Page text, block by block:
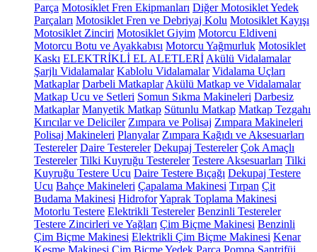
Parça Motosiklet Fren Ekipmanları Diğer Motosiklet Yedek
Parçaları Motosiklet Fren ve Debriyaj Kolu Motosiklet Kayışı
Motosiklet Zinciri Motosiklet Giyim Motorcu Eldiveni
Motorcu Botu ve Ayakkabısı Motorcu Yağmurluk Motosiklet
Kaskı ELEKTRİKLİ EL ALETLERİ Akülü Vidalamalar
Şarjlı Vidalamalar Kablolu Vidalamalar Vidalama Uçları
Matkaplar Darbeli Matkaplar Akülü Matkap ve Vidalamalar
Matkap Ucu ve Setleri Somun Sıkma Makineleri Darbesiz
Matkaplar Manyetik Matkap Sütunlu Matkap Matkap Tezgahı
Kırıcılar ve Deliciler Zımpara ve Polisaj Zımpara Makineleri
Polisaj Makineleri Planyalar Zımpara Kağıdı ve Aksesuarları
Testereler Daire Testereler Dekupaj Testereler Çok Amaçlı
Testereler Tilki Kuyruğu Testereler Testere Aksesuarları Tilki
Kuyruğu Testere Ucu Daire Testere Bıçağı Dekupaj Testere
Ucu Bahçe Makineleri Çapalama Makinesi Tırpan Çit
Budama Makinesi HidroforYaprak Toplama Makinesi
Motorlu Testere Elektrikli Testereler Benzinli Testereler
Testere Zincirleri ve Yağları Çim Biçme Makinesi Benzinli
Çim Biçme Makinesi Elektrikli Çim Biçme Makinesi Kenar
Kesme Makinesi Çim Biçme Yedek Parça Pompa Santrifüj